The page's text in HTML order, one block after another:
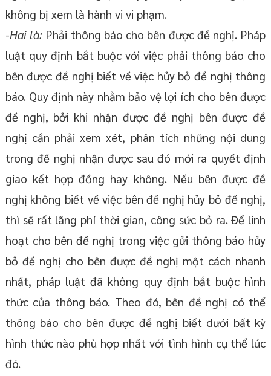
không bị xem là hành vi vi phạm.
-Hai là: Phải thông báo cho bên được đề nghị. Pháp
luật quy định bắt buộc với việc phải thông báo cho
bên được đề nghị biết về việc hủy bỏ đề nghị thông
báo. Quy định này nhằm bảo vệ lợi ích cho bên được
đề nghị, bởi khi nhận được đề nghị bên được đề
nghị cần phải xem xét, phân tích những nội dung
trong đề nghị nhận được sau đó mới ra quyết định
giao kết hợp đồng hay không. Nếu bên được đề
nghị không biết về việc bên đề nghị hủy bỏ đề nghị,
thì sẽ rất lãng phí thời gian, công sức bỏ ra. Để linh
hoạt cho bên đề nghị trong việc gửi thông báo hủy
bỏ đề nghị cho bên được đề nghị một cách nhanh
nhất, pháp luật đã không quy định bắt buộc hình
thức của thông báo. Theo đó, bên đề nghị có thể
thông báo cho bên được đề nghị biết dưới bất kỳ
hình thức nào phù hợp nhất với tình hình cụ thể lúc
đó.